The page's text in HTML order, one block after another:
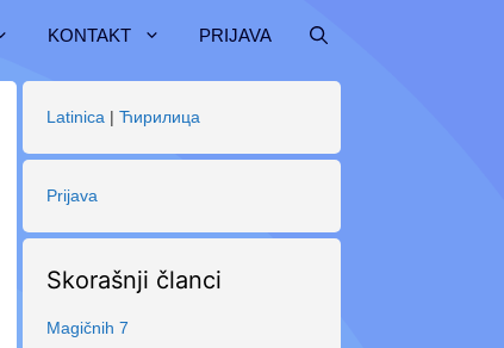
KONTAKT PRIJAVA
Latinica | Ћирилица
Prijava
Skorašnji članci
Magičnih 7